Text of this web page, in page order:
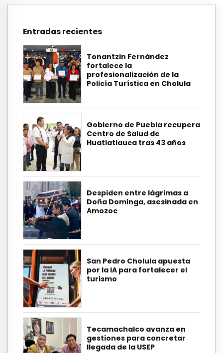
Entradas recientes
Tonantzin Fernández
fortalece la
profesionalización de la
Policía Turística en Cholula
Gobierno de Puebla recupera
Centro de Salud de
Huatlatlauca tras 43 años
Despiden entre lágrimas a
Doña Dominga, asesinada en
Amozoc
San Pedro Cholula apuesta
por la IA para fortalecer el
turismo
Tecamachalco avanza en
gestiones para concretar
llegada de la USEP